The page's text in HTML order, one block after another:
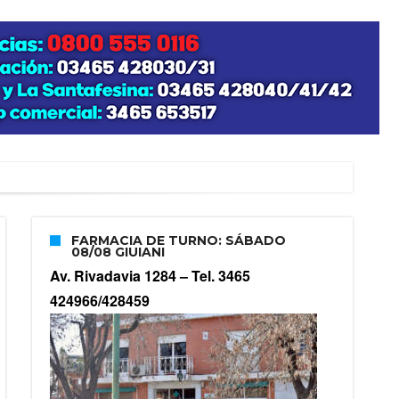
FARMACIA DE TURNO: SÁBADO
08/08 GIUIANI
Av. Rivadavia 1284 –Tel. 3465
424966/428459